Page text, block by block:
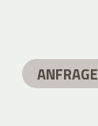
ANFRAGE